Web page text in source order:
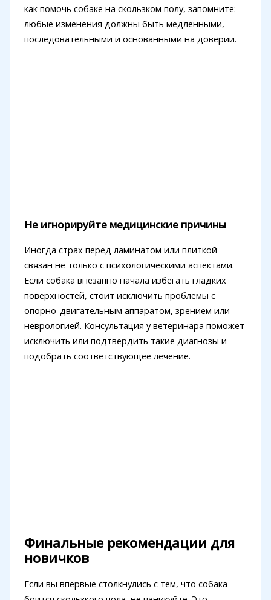
как помочь собаке на скользком полу, запомните:
любые изменения должны быть медленными,
последовательными и основанными на доверии.
Не игнорируйте медицинские причины
Иногда страх перед ламинатом или плиткой
связан не только с психологическими аспектами.
Если собака внезапно начала избегать гладких
поверхностей, стоит исключить проблемы с
опорно-двигательным аппаратом, зрением или
неврологией. Консультация у ветеринара поможет
исключить или подтвердить такие диагнозы и
подобрать соответствующее лечение.
Финальные рекомендации для
новичков
Если вы впервые столкнулись с тем, что собака